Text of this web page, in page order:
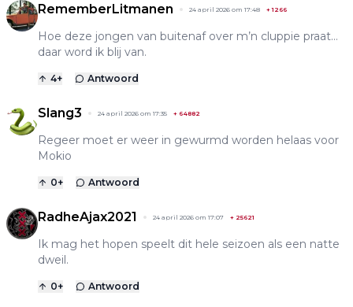
RememberLitmanen 24 april 2026 om 17:48 +1266
Hoe deze jongen van buitenaf over m’n cluppie praat…
daar word ik blij van.
4+ Antwoord
Slang3 24 april 2026 om 17:35 + 64882
Regeer moet er weer in gewurmd worden helaas voor
Mokio
0+ Antwoord
RadheAjax2021 24 april 2026 om 17:07 + 25621
Ik mag het hopen speelt dit hele seizoen als een natte
dweil.
0+ Antwoord